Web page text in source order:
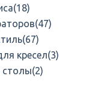
(18)
(47)
(67)
кресел(3)
столы(2)